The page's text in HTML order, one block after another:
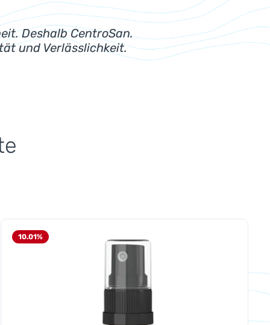
> Haut, Haare & Nägel
Deshalb CentroSan.
und Verlässlichkeit.
10.01%